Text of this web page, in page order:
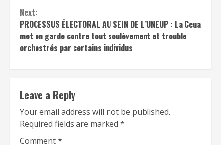
Next:
PROCESSUS ÉLECTORAL AU SEIN DE L’UNEUP : La Ceua
met en garde contre tout soulèvement et trouble
orchestrés par certains individus
Leave a Reply
Your email address will not be published.
Required fields are marked *
Comment*